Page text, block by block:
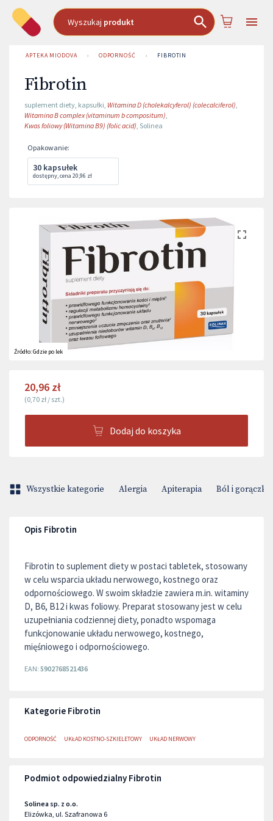
Wyszukaj produkt
APTEKA MIODOVA › ODPORNOŚĆ › FIBROTIN
Fibrotin
suplement diety, kapsułki, Witamina D (cholekalcyferol) (colecalciferol),
Witamina B complex (vitaminum b compositum),
Kwas foliowy (Witamina B9) (folic acid), Solinea
Opakowanie:
30 kapsułek
dostępny,cena 20,96 zł
Źródło:Gdzie po lek
20,96 zł
(0,70 zł / szt.)
Dodaj do koszyka
Wszystkie kategorie Alergia Apiterapia Ból i gorączka
Opis Fibrotin
Fibrotin to suplement diety w postaci tabletek, stosowany
w celu wsparcia układu nerwowego, kostnego oraz
odpornościowego. W swoim składzie zawiera m.in. witaminy
D, B6, B12 i kwas foliowy. Preparat stosowany jest w celu
uzupełniania codziennej diety, ponadto wspomaga
funkcjonowanie układu nerwowego, kostnego,
mięśniowego i odpornościowego.
EAN: 5902768521436
Kategorie Fibrotin
ODPORNOŚĆ UKŁAD KOSTNO-SZKIELETOWY UKŁAD NERWOWY
Podmiot odpowiedzialny Fibrotin
Solinea sp. z o.o.
Elizówka, ul. Szafranowa 6